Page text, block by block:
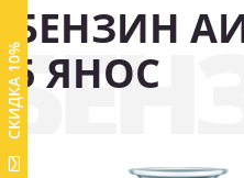
БЕНЗИН
5 ЯНОС
СКИДКА 10%